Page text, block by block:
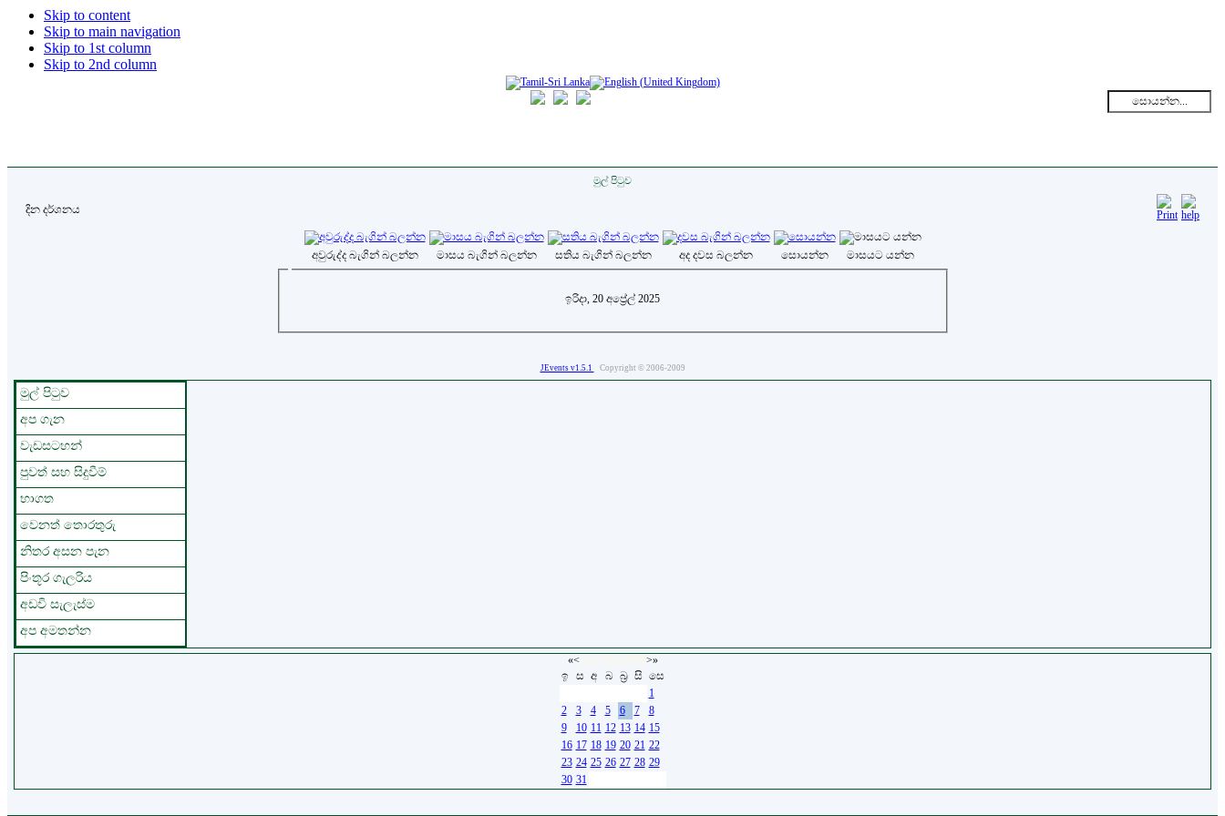
Skip to content
Skip to main navigation
Skip to 1st column
Skip to 2nd column
මුල් පිටුව
දින දර්ශනය
අවුරුද්ද බැගින් බලන්න මාසය බැගින් බලන්න සතිය බැගින් බලන්න අද දවස බලන්න සොයන්න මාසයට යන්න
ඉරිදා, 20 අප්‍රේල් 2025
JEvents v1.5.1 Copyright © 2006-2009
මුල් පිටුව
අප ගැන
වැඩසටහන්
පුවත් සහ සිදුවීම්
භාගත
වෙනත් තොරතුරු
නිතර අසන පැන
පිංතූර ගැලරිය
අඩවි සැලැස්ම
අප අමතන්න
«<අගෝස්තු 2026 >»
ඉ
ස අ බ බ්‍ර සි සෙ
1
2
3 4 5 6 7
8
9
10 11 12 13 14 15
16 17 18 19 20 21 22
23 24 25 26 27 28 29
30 31